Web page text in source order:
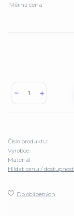
Měrná cena
Číslo produktu:
Výrobce:
Materiál:
Hlídat cenu / dostupnost
Do oblíbených